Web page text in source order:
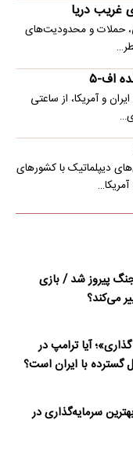
غریب دریا
حملات و محدودیت‌های
اف-۵
و آمریکا، از ساعتی
دیپلماتیک با کشورهای
پیروز شد / بازی
می‌کند؟
آیا ترامپ در
گسترده با ایران است؟
سرمایه‌گذاری در